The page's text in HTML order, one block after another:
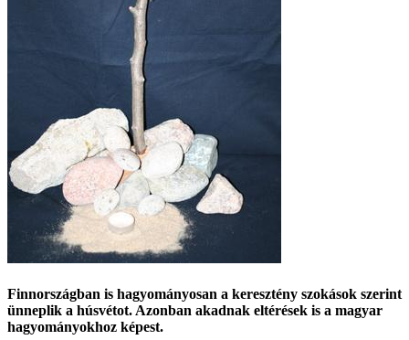
Finnországban is hagyományosan a keresztény szokások szerint
ünneplik a húsvétot. Azonban akadnak eltérések is a magyar
hagyományokhoz képest.